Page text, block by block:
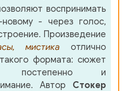
воспринимать
новому - через голос,
Произведение
мистика отлично
формата: сюжет
постепенно и
Автор Стокер